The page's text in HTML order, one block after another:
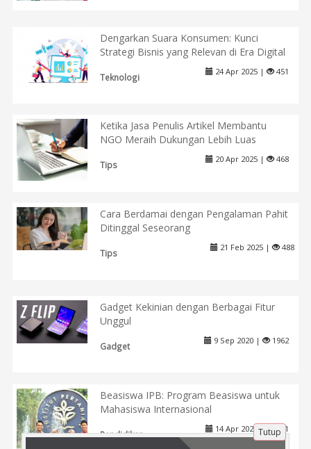
Dengarkan Suara Konsumen: Kunci
Strategi Bisnis yang Relevan di Era Digital
Teknologi
24 Apr 2025 | 451
Ketika Jasa Penulis Artikel Membantu
NGO Meraih Dukungan Lebih Luas
Tips
20 Apr 2025 | 468
Cara Berdamai dengan Pengalaman Pahit
Ditinggal Seseorang
Tips
21 Feb 2025 | 488
Gadget Kekinian dengan Berbagai Fitur
Unggul
Gadget
9 Sep 2020 | 1962
Beasiswa IPB: Program Beasiswa untuk
Mahasiswa Internasional
Pendidikan
14 Apr 2025 | 451
Tutup